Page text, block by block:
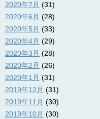
2020年7月 (31)
2020年6月 (28)
2020年5月 (33)
2020年4月 (29)
2020年3月 (28)
2020年2月 (26)
2020年1月 (31)
2019年12月 (31)
2019年11月 (30)
2019年10月 (30)